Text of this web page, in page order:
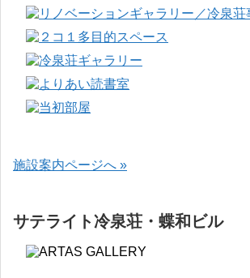
施設案内ページへ »
サテライト冷泉荘・蝶和ビル